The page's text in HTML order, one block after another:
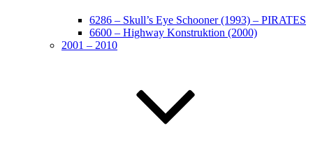
6286 – Skull’s Eye Schooner (1993) – PIRATES
6600 – Highway Konstruktion (2000)
2001 – 2010